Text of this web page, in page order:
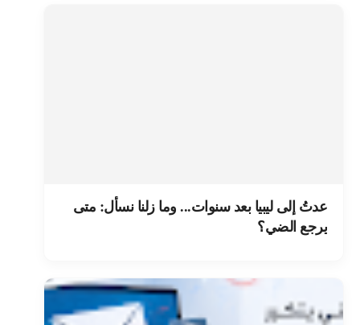
عدتُ إلى ليبيا بعد سنوات... وما زلنا نسأل: متى
يرجع الضي؟